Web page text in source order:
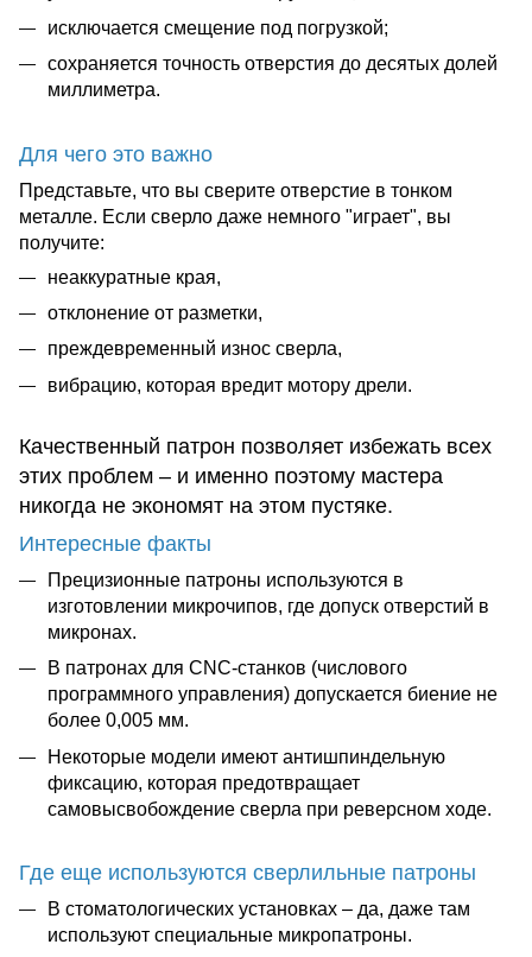
исключается смещение под погрузкой;
сохраняется точность отверстия до десятых долей
миллиметра.
Для чего это важно
Представьте, что вы сверите отверстие в тонком
металле. Если сверло даже немного "играет", вы
получите:
неаккуратные края,
отклонение от разметки,
преждевременный износ сверла,
вибрацию, которая вредит мотору дрели.
Качественный патрон позволяет избежать всех
этих проблем – и именно поэтому мастера
никогда не экономят на этом пустяке.
Интересные факты
Прецизионные патроны используются в
изготовлении микрочипов, где допуск отверстий в
микронах.
В патронах для CNC-станков (числового
программного управления) допускается биение не
более 0,005 мм.
Некоторые модели имеют антишпиндельную
фиксацию, которая предотвращает
самовысвобождение сверла при реверсном ходе.
Где еще используются сверлильные патроны
В стоматологических установках – да, даже там
используют специальные микропатроны.